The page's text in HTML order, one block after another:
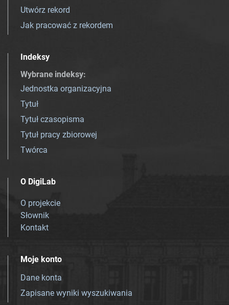
Utwórz rekord
Jak pracować z rekordem
Indeksy
Wybrane indeksy:
Jednostka organizacyjna
Tytuł
Tytuł czasopisma
Tytuł pracy zbiorowej
Twórca
O DigiLab
O projekcie
Słownik
Kontakt
Moje konto
Dane konta
Zapisane wyniki wyszukiwania